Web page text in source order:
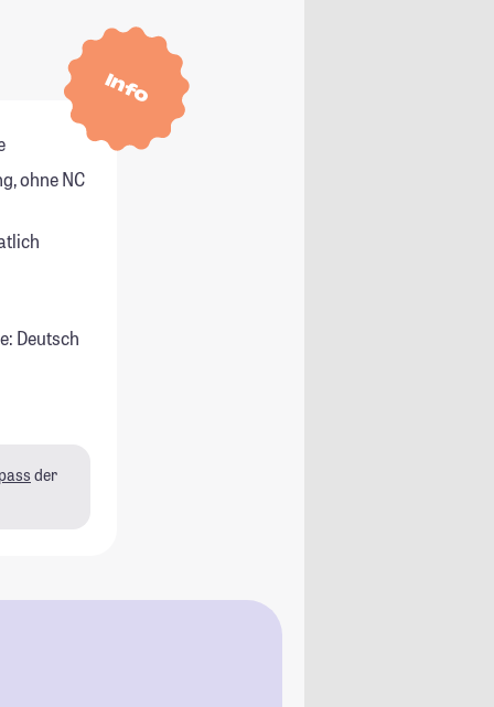
Info
ohne NC
Deutsch
der